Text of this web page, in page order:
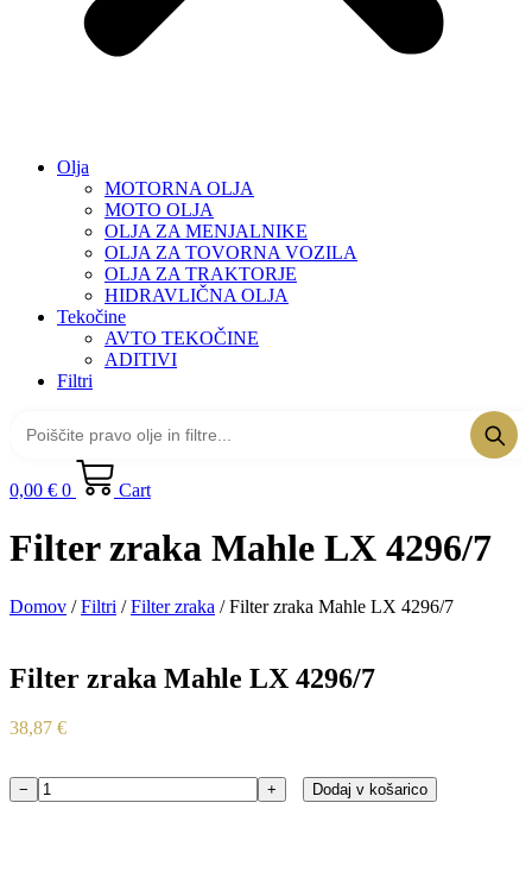
Olja
MOTORNA OLJA
MOTO OLJA
OLJA ZA MENJALNIKE
OLJA ZA TOVORNA VOZILA
OLJA ZA TRAKTORJE
HIDRAVLIČNA OLJA
Tekočine
AVTO TEKOČINE
ADITIVI
Filtri
0,00 € 0 Cart
Filter zraka Mahle LX 4296/7
Domov /Filtri /Filter zraka / Filter zraka Mahle LX 4296/7
Filter zraka Mahle LX 4296/7
38,87 €
Filter
− + Dodaj v košarico